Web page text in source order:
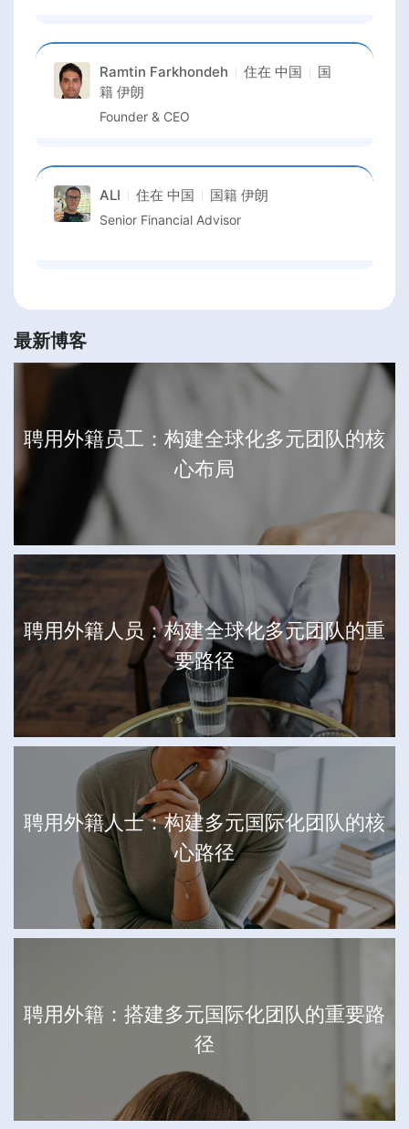
Ramtin Farkhondeh 住在 中国
国
籍 伊朗
Founder & CEO
ALI 住在 中国 国籍 伊朗
Senior Financial Advisor
最新博客
聘用外籍员工：构建全球化多元团队的核
心布局
聘用外籍人员：构建全球化多元团队的重
要路径
聘用外籍人士：构建多元国际化团队的核
心路径
聘用外籍：搭建多元国际化团队的重要路
径